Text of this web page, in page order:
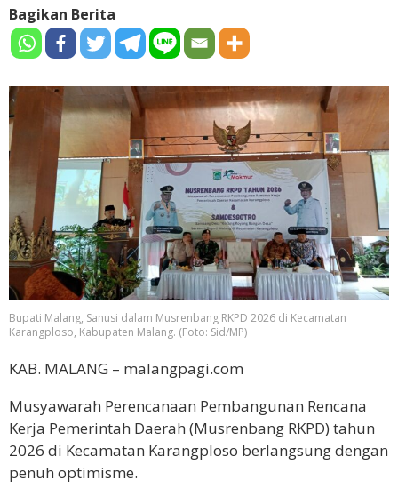
Bagikan Berita
Bupati Malang, Sanusi dalam Musrenbang RKPD 2026 di Kecamatan
Karangploso, Kabupaten Malang. (Foto: Sid/MP)
KAB. MALANG – malangpagi.com
Musyawarah Perencanaan Pembangunan Rencana
Kerja Pemerintah Daerah (Musrenbang RKPD) tahun
2026 di Kecamatan Karangploso berlangsung dengan
penuh optimisme.